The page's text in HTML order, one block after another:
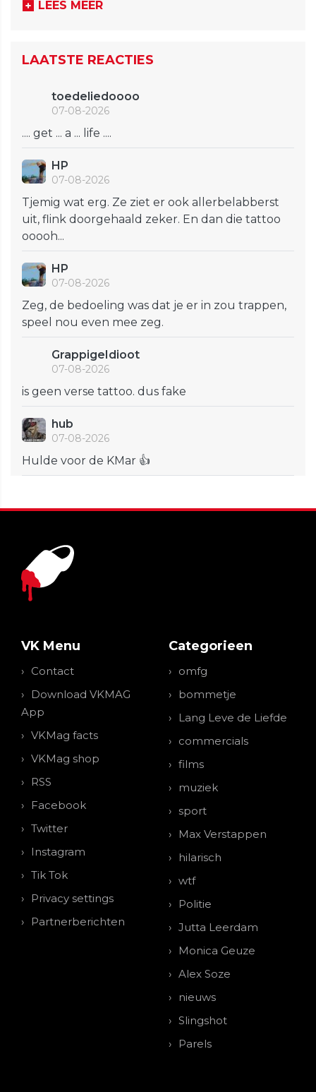
LEES MEER
LAATSTE REACTIES
toedeliedoooo
07-08-2026
.... get ... a ... life ....
HP
07-08-2026
Tjemig wat erg. Ze ziet er ook allerbelabberst
uit, flink doorgehaald zeker. En dan die tattoo
ooooh...
HP
07-08-2026
Zeg, de bedoeling was dat je er in zou trappen,
speel nou even mee zeg.
GrappigeIdioot
07-08-2026
is geen verse tattoo. dus fake
hub
07-08-2026
Hulde voor de KMar 👍
VK Menu
Contact
Download VKMAG
App
VKMag facts
VKMag shop
RSS
Facebook
Twitter
Instagram
Tik Tok
Privacy settings
Partnerberichten
Categorieen
omfg
bommetje
Lang Leve de Liefde
commercials
films
muziek
sport
Max Verstappen
hilarisch
wtf
Politie
Jutta Leerdam
Monica Geuze
Alex Soze
nieuws
Slingshot
Parels